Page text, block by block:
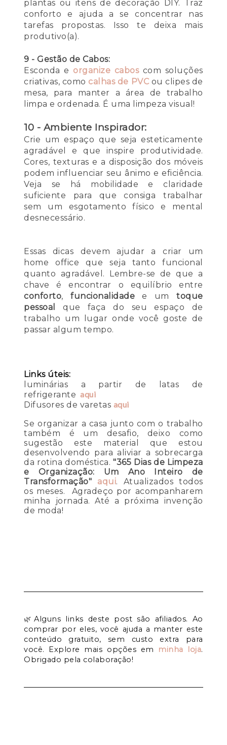
plantas ou itens de decoração DIY. Traz
conforto e ajuda a se concentrar nas
tarefas propostas. Isso te deixa mais
produtivo(a).
9 - Gestão de Cabos:
Esconda e organize caboscom soluções
criativas, como calhas de PVCou clipes de
mesa, para manter a área de trabalho
limpa e ordenada. É uma limpeza visual!
10 - Ambiente Inspirador:
Crie um espaço que seja esteticamente
agradável e que inspire produtividade.
Cores, texturas e a disposição dos móveis
podem influenciar seu ânimo e eficiência.
Veja se há mobilidade e claridade
suficiente para que consiga trabalhar
sem um esgotamento físico e mental
desnecessário.
Essas dicas devem ajudar a criar um
home office que seja tanto funcional
quanto agradável. Lembre-se de que a
chave é encontrar o equilíbrio entre
conforto,funcionalidade e umtoque
pessoal
que faça do seu espaço de
trabalho um lugar onde você goste de
passar algum tempo.
Links úteis:
luminárias a partir de latas de
refrigerante aqui
Difusores de varetas aqui
Se organizar a casa junto com o trabalho
também é um desafio, deixo como
sugestão este material que estou
desenvolvendo para aliviar a sobrecarga
da rotina doméstica."365 Dias de Limpeza
e Organização: Um Ano Inteiro de
Transformação"
aqui. Atualizados todos
os meses. Agradeço por acompanharem
minha jornada. Até a próxima invenção
de moda!
🌿Alguns links deste post são afiliados. Ao
comprar por eles, você ajuda a manter este
conteúdo gratuito, sem custo extra para
você. Explore mais opções em
minha loja.
Obrigado pela colaboração!